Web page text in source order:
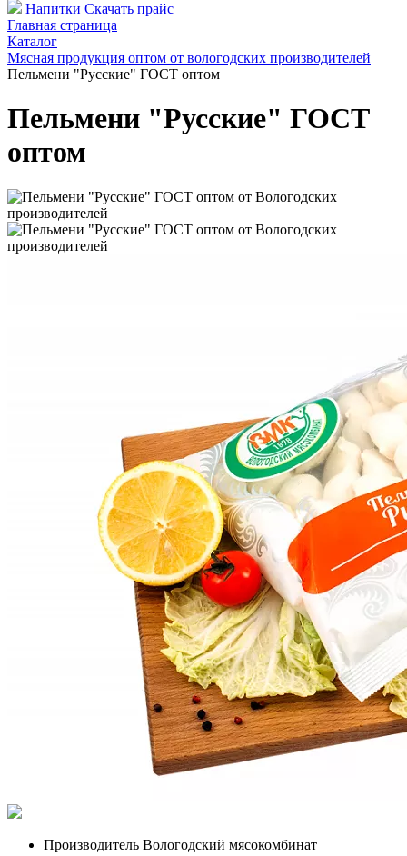
Напитки Скачать прайс
Главная страница
Каталог
Мясная продукция оптом от вологодских производителей
Пельмени "Русские" ГОСТ оптом
Пельмени "Русские" ГОСТ
оптом
Производитель Вологодский мясокомбинат